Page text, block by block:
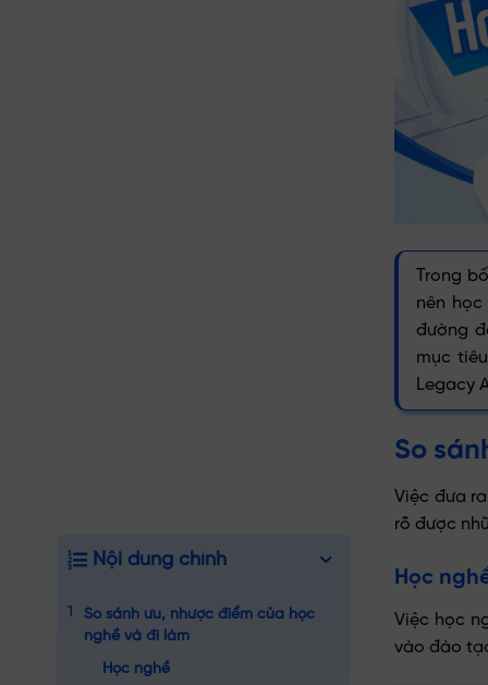
Nội dung chính
So sánh ưu, nhược điểm của học
nghề và đi làm
Học nghề
Trong
nên
đường
mục
Legacy
So
Việc đưa
rõ được
Học
Việc học
vào đào